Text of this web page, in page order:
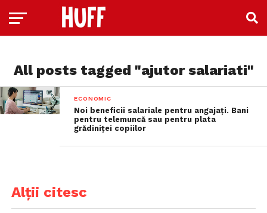
All posts tagged "ajutor salariati"
ECONOMIC
Noi beneficii salariale pentru angajați. Bani
pentru telemuncă sau pentru plata
grădiniței copiilor
Alții citesc